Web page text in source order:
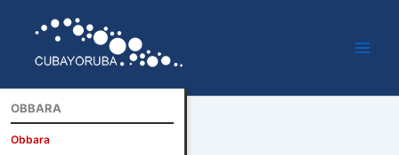
contenido
OBBARA
Obbara